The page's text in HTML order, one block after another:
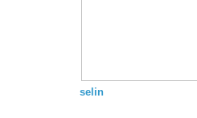
selin